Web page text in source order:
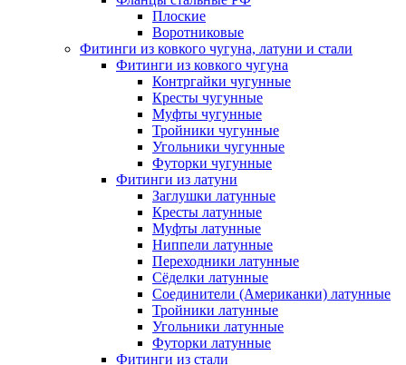
Плоские
Воротниковые
Фитинги из ковкого чугуна, латуни и стали
Фитинги из ковкого чугуна
Контргайки чугунные
Кресты чугунные
Муфты чугунные
Тройники чугунные
Угольники чугунные
Футорки чугунные
Фитинги из латуни
Заглушки латунные
Кресты латунные
Муфты латунные
Ниппели латунные
Переходники латунные
Сёделки латунные
Соединители (Американки) латунные
Тройники латунные
Угольники латунные
Футорки латунные
Фитинги из стали